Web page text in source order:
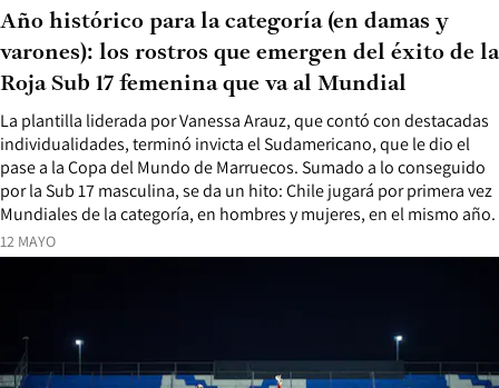
12 MAYO
La plantilla liderada por Vanessa Arauz, que contó con destacadas
individualidades, terminó invicta el Sudamericano, que le dio el
pase a la Copa del Mundo de Marruecos. Sumado a lo conseguido
por la Sub 17 masculina, se da un hito: Chile jugará por primera vez
Mundiales de la categoría, en hombres y mujeres, en el mismo año.
Año histórico para la categoría (en damas y
varones): los rostros que emergen del éxito de la
Roja Sub 17 femenina que va al Mundial